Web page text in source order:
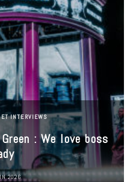
ET INTERVIEWS
: We love boss
2026